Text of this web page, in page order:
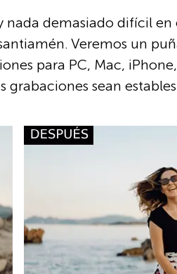
nada demasiado difícil
Veremos un
para PC, Mac,
sean